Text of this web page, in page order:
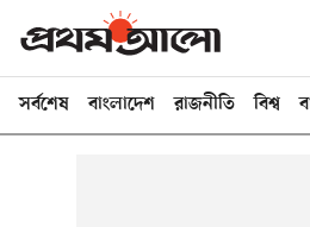
সর্বশেষ বাংলাদেশ রাজনীতি বিশ্ব